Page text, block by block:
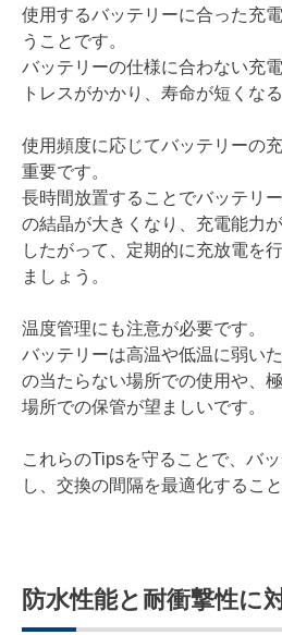
使用するバッテリーに合った充
うことです。
バッテリーの仕様に合わない充
トレスがかかり、寿命が短くな
使用頻度に応じてバッテリーの
重要です。
長時間放置することでバッテリ
の結晶が大きくなり、充電能力
したがって、定期的に充放電を
ましょう。
温度管理にも注意が必要です。
バッテリーは高温や低温に弱い
の当たらない場所での使用や、
場所での保管が望ましいです。
これらのTipsを守ることで、バ
し、交換の間隔を最適化するこ
防水性能と耐衝撃性に